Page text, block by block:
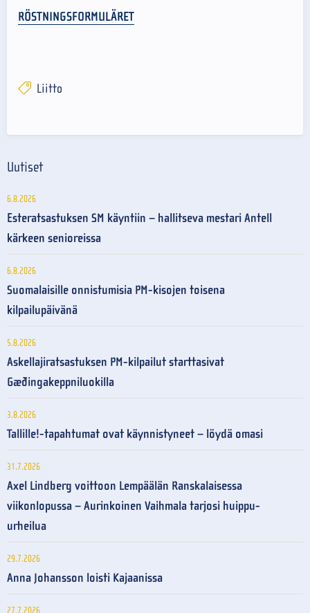
RÖSTNINGSFORMULÄRET
Liitto
Uutiset
6.8.2026
Esteratsastuksen SM käyntiin – hallitseva mestari Antell
kärkeen senioreissa
6.8.2026
Suomalaisille onnistumisia PM-kisojen toisena
kilpailupäivänä
5.8.2026
Askellajiratsastuksen PM-kilpailut starttasivat
Gæðingakeppniluokilla
3.8.2026
Tallille!-tapahtumat ovat käynnistyneet – löydä omasi
31.7.2026
Axel Lindberg voittoon Lempäälän Ranskalaisessa
viikonlopussa – Aurinkoinen Vaihmala tarjosi huippu-
urheilua
29.7.2026
Anna Johansson loisti Kajaanissa
27.7.2026